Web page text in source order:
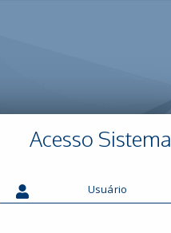
Acesso Sistema